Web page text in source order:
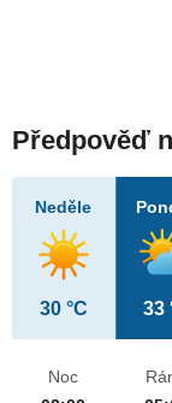
Předpověď
Neděle
30 °C 33
Noc